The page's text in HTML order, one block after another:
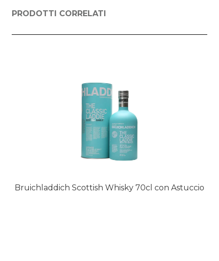
PRODOTTI CORRELATI
Bruichladdich Scottish Whisky 70cl con Astuccio